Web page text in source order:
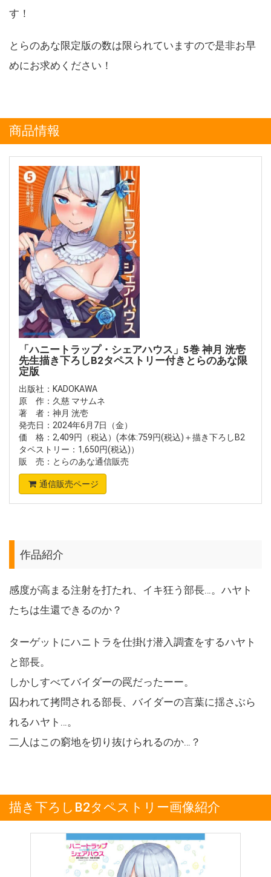
す！
とらのあな限定版の数は限られていますので是非お早
めにお求めください！
商品情報
「ハニートラップ・シェアハウス」5巻 神月 洸壱
先生描き下ろしB2タペストリー付きとらのあな限
定版
出版社：KADOKAWA
原 作：久慈 マサムネ
著 者：神月 洸壱
発売日：2024年6月7日（金）
価 格：2,409円（税込）(本体:759円(税込)＋描き下ろしB2
タペストリー：1,650円(税込)）
販 売：とらのあな通信販売
通信販売ページ
作品紹介
感度が高まる注射を打たれ、イキ狂う部長…。ハヤト
たちは生還できるのか？
ターゲットにハニトラを仕掛け潜入調査をするハヤト
と部長。
しかしすべてバイダーの罠だったーー。
囚われて拷問される部長、バイダーの言葉に揺さぶら
れるハヤト…。
二人はこの窮地を切り抜けられるのか…？
描き下ろしB2タペストリー画像紹介